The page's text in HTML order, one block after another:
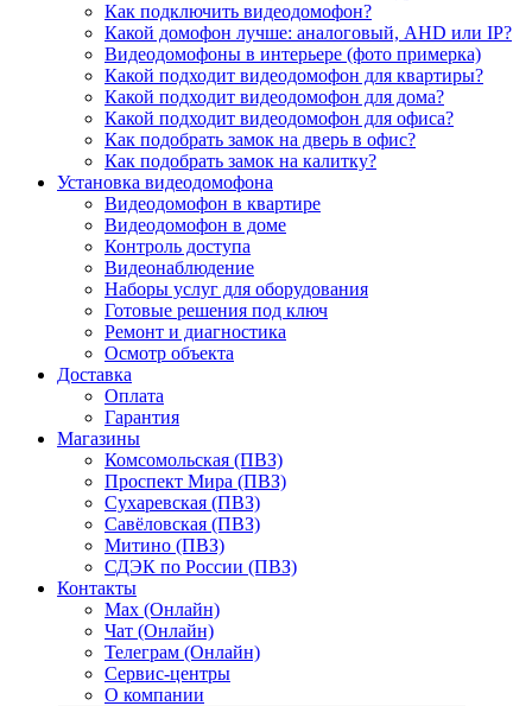
Как подключить видеодомофон?
Какой домофон лучше: аналоговый, AHD или IP?
Видеодомофоны в интерьере (фото примерка)
Какой подходит видеодомофон для квартиры?
Какой подходит видеодомофон для дома?
Какой подходит видеодомофон для офиса?
Как подобрать замок на дверь в офис?
Как подобрать замок на калитку?
Установка видеодомофона
Видеодомофон в квартире
Видеодомофон в доме
Контроль доступа
Видеонаблюдение
Наборы услуг для оборудования
Готовые решения под ключ
Ремонт и диагностика
Осмотр объекта
Доставка
Оплата
Гарантия
Магазины
Комсомольская (ПВЗ)
Проспект Мира (ПВЗ)
Сухаревская (ПВЗ)
Савёловская (ПВЗ)
Митино (ПВЗ)
СДЭК по России (ПВЗ)
Контакты
Max (Онлайн)
Чат (Онлайн)
Телеграм (Онлайн)
Сервис-центры
О компании